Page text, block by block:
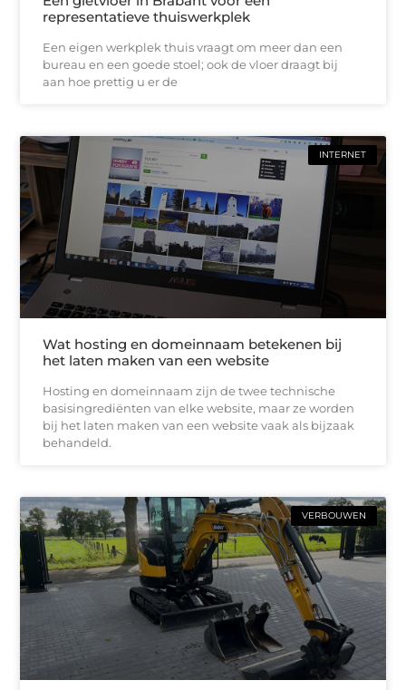
representatieve thuiswerkplek
Een eigen werkplek thuis vraagt om meer dan een
bureau en een goede stoel; ook de vloer draagt bij
aan hoe prettig u er de
INTERNET
Wat hosting en domeinnaam betekenen bij
het laten maken van een website
Hosting en domeinnaam zijn de twee technische
basisingrediënten van elke website, maar ze worden
bij het laten maken van een website vaak als bijzaak
behandeld.
VERBOUWEN